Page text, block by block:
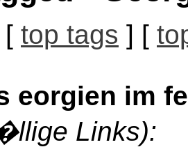
[ top tags ] [
eorgien im
Links):